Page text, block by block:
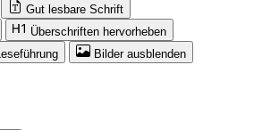
Gut lesbare Schrift
Überschriften hervorheben
Leseführung
Bilder ausblenden